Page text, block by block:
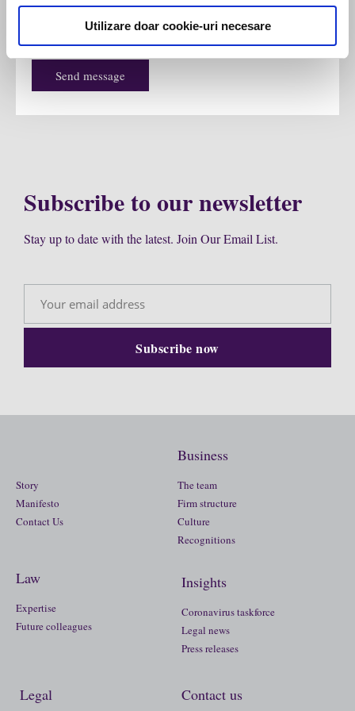
Utilizare doar cookie-uri necesare
Send message
Subscribe to our newsletter
Stay up to date with the latest. Join Our Email List.
Story
Manifesto
Contact Us
Business
The team
Firm structure
Culture
Recognitions
Law
Expertise
Future colleagues
Insights
Coronavirus taskforce
Legal news
Press releases
Legal Contact us